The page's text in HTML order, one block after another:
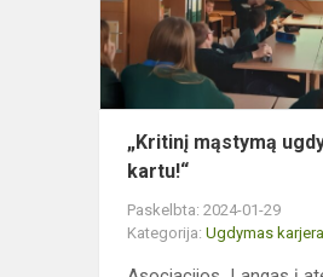
„Kritinį mąstymą
kartu!“
Paskelbta: 2024-01-29
Kategorija: Ugdymas